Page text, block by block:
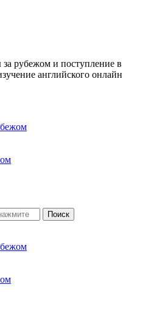
рубежом и поступление в
английского онлайн
Поиск